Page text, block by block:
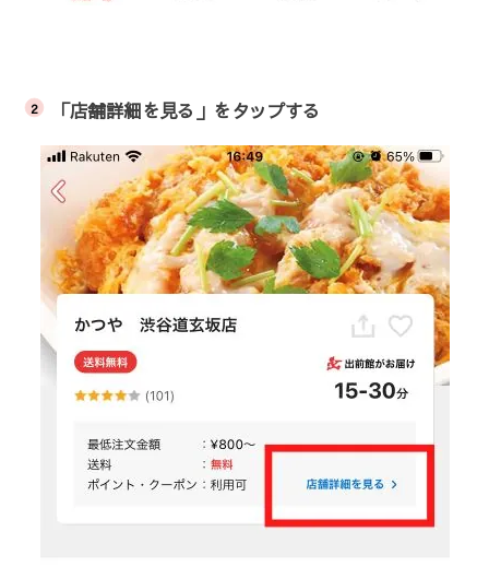
「店舗詳細を見る」をタップする